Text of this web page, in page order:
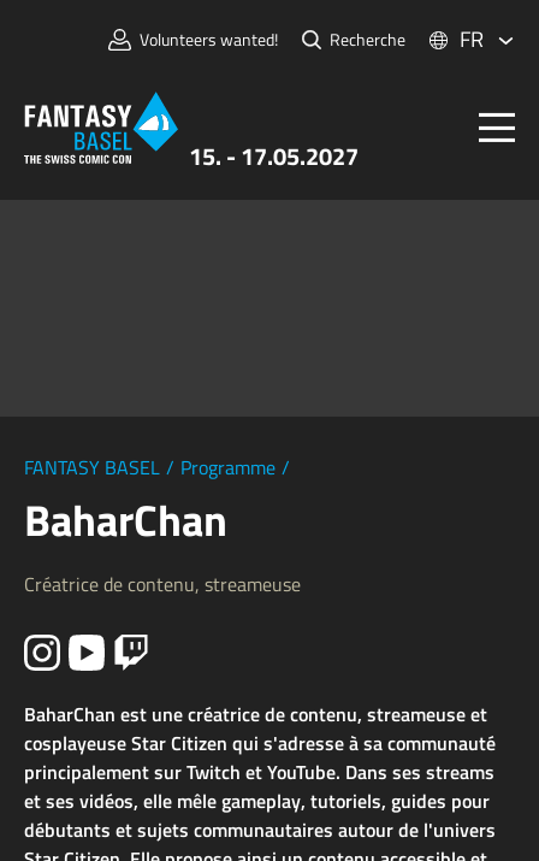
15. - 17.05.2027
Volunteers wanted! Recherche FR
FANTASY BASEL / Programme /
BaharChan
Créatrice de contenu, streameuse
BaharChan est une créatrice de contenu, streameuse et
cosplayeuse Star Citizen qui s'adresse à sa communauté
principalement sur Twitch et YouTube. Dans ses streams
et ses vidéos, elle mêle gameplay, tutoriels, guides pour
débutants et sujets communautaires autour de l'univers